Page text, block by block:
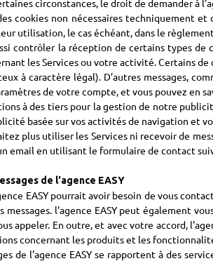
circonstances, le droit de demander à
cookies non nécessaires techniquement
utilisation, le cas échéant, dans le
contrôler la réception de certains types de
les Services ou votre activité. Certains
à caractère légal). D’autres messages,
de votre compte, et vous pouvez en
à des tiers pour la gestion de notre
basée sur vos activités de navigation et
plus utiliser les Services ni recevoir de
email en utilisant le formulaire de contact
de l'agence EASY
EASY pourrait avoir besoin de vous
messages. l'agence EASY peut également
appeler. En outre, et avec votre accord,
concernant les produits et les
de l'agence EASY se rapportent à des